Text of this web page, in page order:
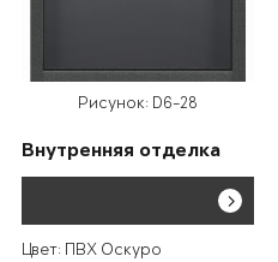
Рисунок: D6-28
Внутренняя отделка
Цвет: ПВХ Оскуро